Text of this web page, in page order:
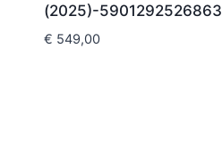
(2025)-5901292526863
€ 549,00